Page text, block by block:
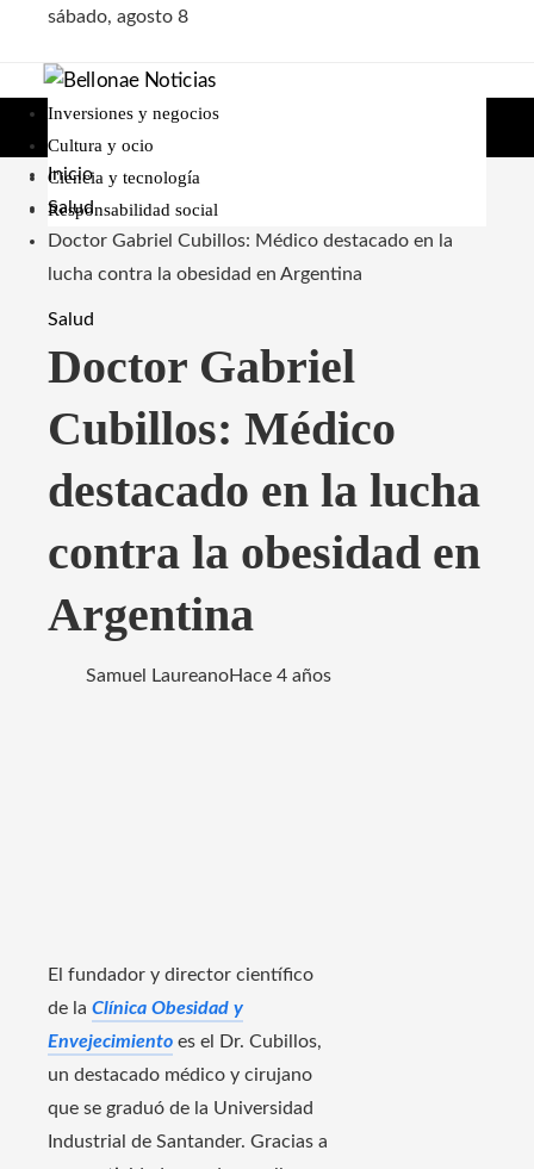
sábado, agosto 8
Inversiones y negocios
Cultura y ocio
Ciencia y tecnología
Responsabilidad social
Inicio
Salud
Doctor Gabriel Cubillos: Médico destacado en la
lucha contra la obesidad en Argentina
Salud
Doctor Gabriel
Cubillos: Médico
destacado en la lucha
contra la obesidad en
Argentina
Samuel LaureanoHace 4 años
El fundador y director científico
de la Clínica Obesidad y
Envejecimiento es el Dr. Cubillos,
un destacado médico y cirujano
que se graduó de la Universidad
Industrial de Santander. Gracias a